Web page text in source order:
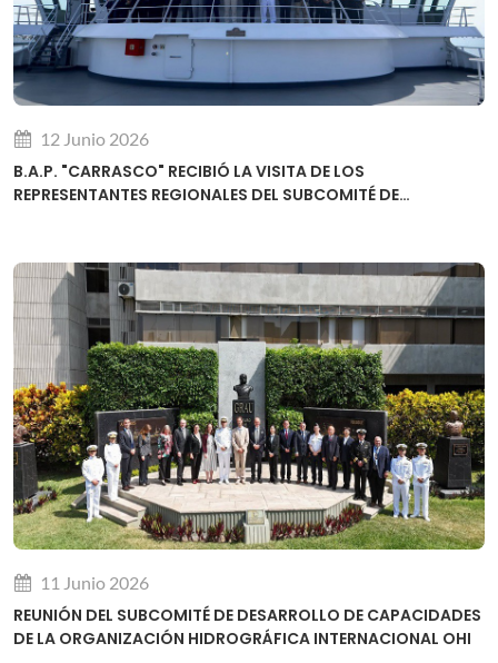
12 Junio 2026
B.A.P. "CARRASCO" RECIBIÓ LA VISITA DE LOS
REPRESENTANTES REGIONALES DEL SUBCOMITÉ DE
11 Junio 2026
REUNIÓN DEL SUBCOMITÉ DE DESARROLLO DE CAPACIDADES
DE LA ORGANIZACIÓN HIDROGRÁFICA INTERNACIONAL OHI